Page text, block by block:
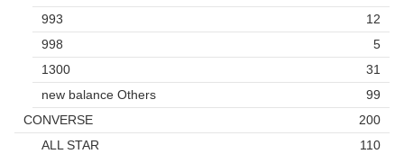
993
12
998
5
1300
31
new balance Others
99
CONVERSE
200
ALL STAR
110